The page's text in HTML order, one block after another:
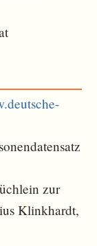
zur
Klinkhardt,